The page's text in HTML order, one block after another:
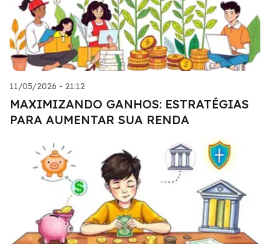
11/05/2026 - 21:12
MAXIMIZANDO GANHOS: ESTRATÉGIAS
PARA AUMENTAR SUA RENDA